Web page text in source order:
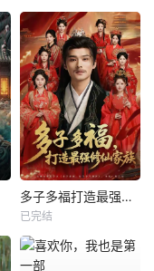
多子多福打造最强修仙家族
已完结